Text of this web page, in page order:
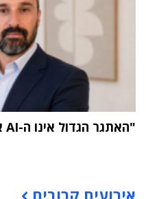
"האתגר הגדול אינו ה-AI אלא הטמעתה בארגון"
אירועים קרובים